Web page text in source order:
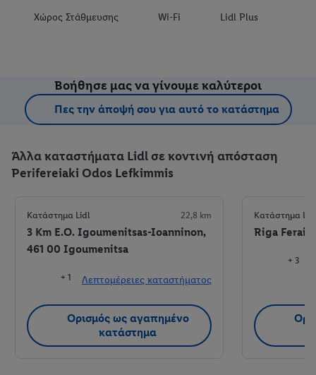
Χώρος Στάθμευσης Wi-Fi Lidl Plus
Βοήθησε μας να γίνουμε καλύτεροι
Πες την άποψή σου για αυτό το κατάστημα
Άλλα καταστήματα Lidl σε κοντινή απόσταση
Perifereiaki Odos Lefkimmis
Κατάστημα Lidl 22,8 km
3 Km E.O. Igoumenitsas-Ioanninon,
461 00 Igoumenitsa
+ 1 Λεπτομέρειες καταστήματος
Ορισμός ως αγαπημένο
κατάστημα
Κατάστημα
Riga
+ 3